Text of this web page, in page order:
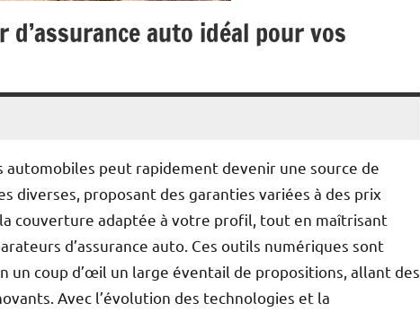
auto idéal pour vos
automobiles peut rapidement devenir une source de
diverses, proposant des garanties variées à des prix
couverture adaptée à votre profil, tout en maîtrisant
d’assurance auto. Ces outils numériques sont
un coup d’œil un large éventail de propositions, allant des
Avec l’évolution des technologies et la